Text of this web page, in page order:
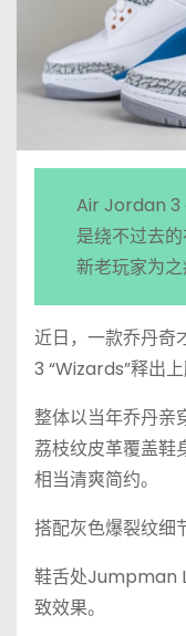
Air Jordan 3
是绕不过去
新老玩家为之
近日，一款乔丹
3 “Wizards”释出
整体以当年乔丹亲
荔枝纹皮革覆盖鞋
相当清爽简约。
搭配灰色爆裂纹细
鞋舌处Jumpman
致效果。